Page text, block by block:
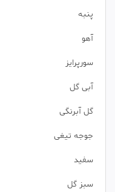
پنبه
آهو
سورپرایز
آبی گل
گل آبرنگی
جوجه تیغی
سفید
سبز گل